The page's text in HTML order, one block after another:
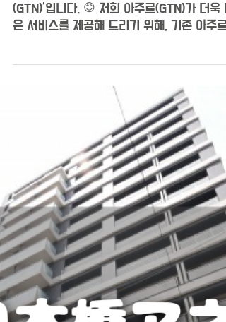
안녕하세요! 일본 전국 집 찾기 '아주르
널로 새롭게 운영하게 되었습니다! 🎉 이제 모
든 상담은 Best-Estate 회원가입 + 카카오
연동을 통해 진행되며, 담당자가 배정되어 1:1
맞춤 상담을 받으실 수 있습니다. 😊
---------------------------
------------------------------
📋 회원가입 & 카카오톡 연동 방법 👇 이미지
터치하면 더 크게 확인하실 수 있습니다 👇 상
안내는 이미지 하단에서 확인해 주세요. ✅
STEP 1 : 회원가입 아래 두 가지 방법 중 하나
로 진행해 주세요. ▶ 방법 A : 게시물